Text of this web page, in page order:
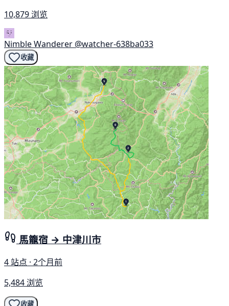
10,879 浏览
Nimble Wanderer @watcher-638ba033
收藏
馬籠宿 → 中津川市
4 站点 · 2个月前
5,484 浏览
收藏